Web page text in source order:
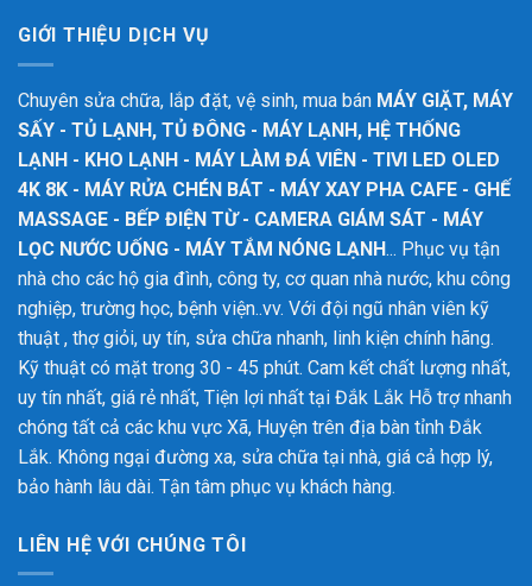
GIỚI THIỆU DỊCH VỤ
Chuyên sửa chữa, lắp đặt, vệ sinh, mua bán MÁY GIẶT, MÁY
SẤY - TỦ LẠNH, TỦ ĐÔNG - MÁY LẠNH, HỆ THỐNG
LẠNH - KHO LẠNH - MÁY LÀM ĐÁ VIÊN - TIVI LED OLED
4K 8K - MÁY RỬA CHÉN BÁT - MÁY XAY PHA CAFE - GHẾ
MASSAGE - BẾP ĐIỆN TỪ - CAMERA GIÁM SÁT - MÁY
LỌC NƯỚC UỐNG - MÁY TẮM NÓNG LẠNH... Phục vụ tận
nhà cho các hộ gia đình, công ty, cơ quan nhà nước, khu công
nghiệp, trường học, bệnh viện..vv. Với đội ngũ nhân viên kỹ
thuật , thợ giỏi, uy tín, sửa chữa nhanh, linh kiện chính hãng.
Kỹ thuật có mặt trong 30 - 45 phút. Cam kết chất lượng nhất,
uy tín nhất, giá rẻ nhất, Tiện lợi nhất tại Đắk Lắk Hỗ trợ nhanh
chóng tất cả các khu vực Xã, Huyện trên địa bàn tỉnh Đắk
Lắk. Không ngại đường xa, sửa chữa tại nhà, giá cả hợp lý,
bảo hành lâu dài. Tận tâm phục vụ khách hàng.
LIÊN HỆ VỚI CHÚNG TÔI